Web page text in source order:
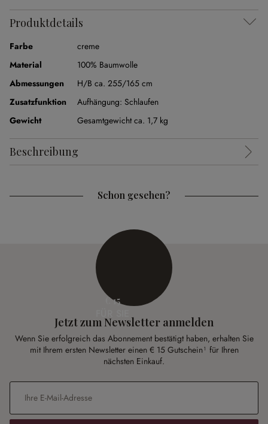
Produktdetails
Farbe
creme
Material
100% Baumwolle
Abmessungen
H/B ca. 255/165 cm
Zusatzfunktion
Aufhängung: Schlaufen
Gewicht
Gesamtgewicht ca. 1,7 kg
Beschreibung
Schon gesehen?
€ 15
Jetzt zum Newsletter anmelden
Wenn Sie erfolgreich das Abonnement bestätigt haben, erhalten Sie
mit Ihrem ersten Newsletter einen € 15 Gutschein¹ für Ihren
nächsten Einkauf.
E-Mail-Adresse